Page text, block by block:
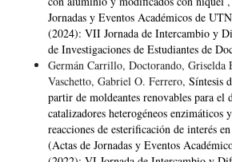
Jornadas y Eventos Académicos de
(2024): VII Jornada de Intercambio y
de Investigaciones de Estudiantes de
Germán Carrillo, Doctorando, Griselda
Vaschetto, Gabriel O. Ferrero, Síntesis
partir de moldeantes renovables para el
catalizadores heterogéneos enzimáticos
reacciones de esterificación de interés
(Actas de Jornadas y Eventos